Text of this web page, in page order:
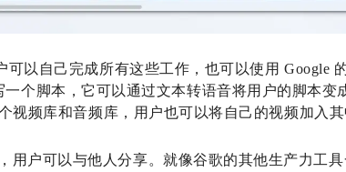
可以自己完成所有这些工作，也可以使用 Google
个脚本，它可以通过文本转语音将用户的脚本变
视频库和音频库，用户也可以将自己的视频加入其
用户可以与他人分享。就像谷歌的其他生产力工